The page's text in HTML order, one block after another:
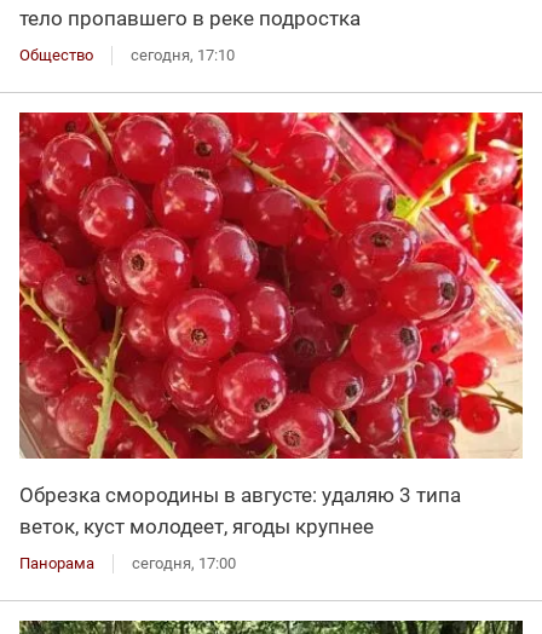
тело пропавшего в реке подростка
Общество сегодня, 17:10
Обрезка смородины в августе: удаляю 3 типа
веток, куст молодеет, ягоды крупнее
Панорама сегодня, 17:00